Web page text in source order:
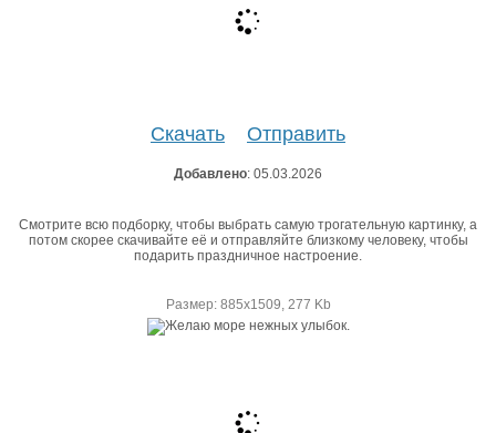
Скачать Отправить
Добавлено: 05.03.2026
Смотрите всю подборку, чтобы выбрать самую трогательную картинку, а
потом скорее скачивайте её и отправляйте близкому человеку, чтобы
подарить праздничное настроение.
Размер: 885х1509, 277 Kb